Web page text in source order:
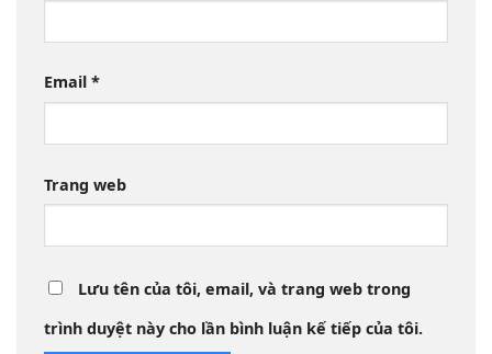
Email *
Trang web
Lưu tên của tôi, email, và trang web trong
trình duyệt này cho lần bình luận kế tiếp của tôi.